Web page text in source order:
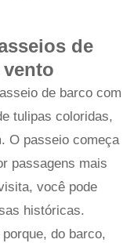
de
de barco com
tulipas coloridas,
O passeio começa
passagens mais
você pode
históricas.
do barco,